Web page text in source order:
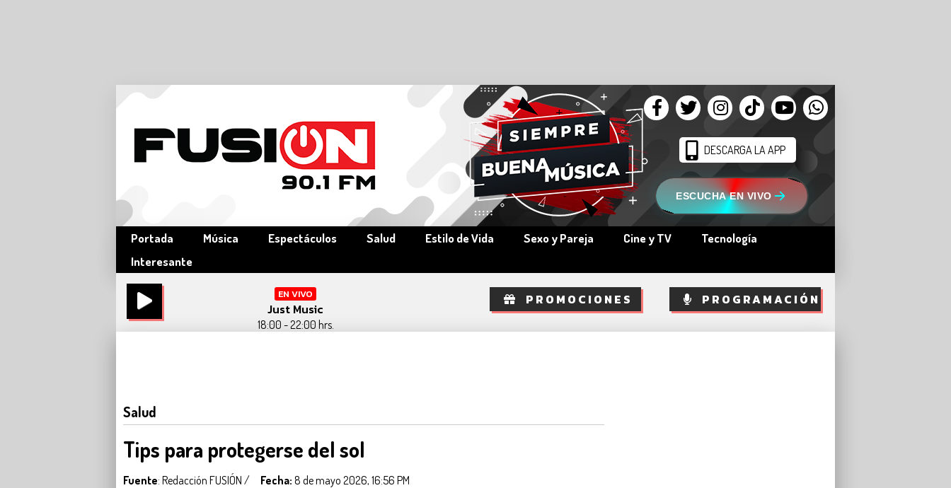
DESCARGA LA APP
ESCUCHA EN VIVO
Portada Música Espectáculos Salud Estilo de Vida Sexo y Pareja Cine y TV
Tecnología
Interesante
EN VIVO
Just Music
18:00 - 22:00 hrs.
PROMOCIONES PROGRAMACIÓN
Salud
Tips para protegerse del sol
Fuente: Redacción FUSIÓN / Fecha: 8 de mayo 2026, 16:56 PM